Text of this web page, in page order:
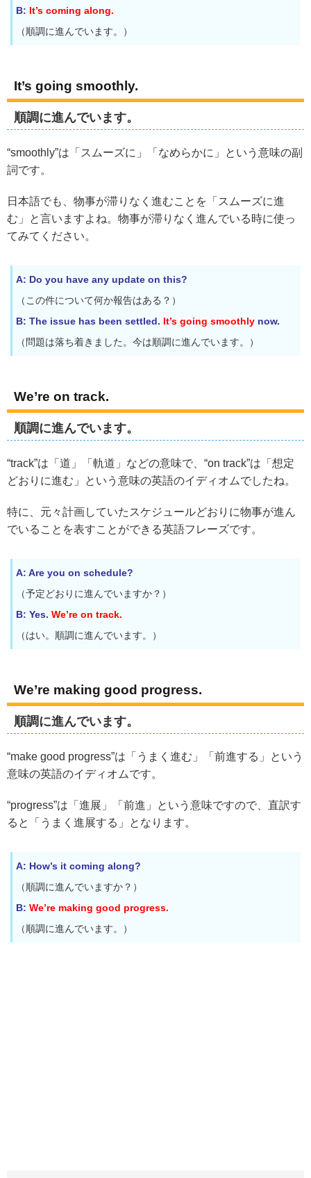
B: It’s coming along.
（順調に進んでいます。）
It’s going smoothly.
順調に進んでいます。
“smoothly”は「スムーズに」「なめらかに」という意味の副
詞です。
日本語でも、物事が滞りなく進むことを「スムーズに進
む」と言いますよね。物事が滞りなく進んでいる時に使っ
てみてください。
A: Do you have any update on this?
（この件について何か報告はある？）
B: The issue has been settled. It’s going smoothly now.
（問題は落ち着きました。今は順調に進んでいます。）
We’re on track.
順調に進んでいます。
“track”は「道」「軌道」などの意味で、“on track”は「想定
どおりに進む」という意味の英語のイディオムでしたね。
特に、元々計画していたスケジュールどおりに物事が進ん
でいることを表すことができる英語フレーズです。
A: Are you on schedule?
（予定どおりに進んでいますか？）
B: Yes. We’re on track.
（はい。順調に進んでいます。）
We’re making good progress.
順調に進んでいます。
“make good progress”は「うまく進む」「前進する」という
意味の英語のイディオムです。
“progress”は「進展」「前進」という意味ですので、直訳す
ると「うまく進展する」となります。
A: How’s it coming along?
（順調に進んでいますか？）
B: We’re making good progress.
（順調に進んでいます。）